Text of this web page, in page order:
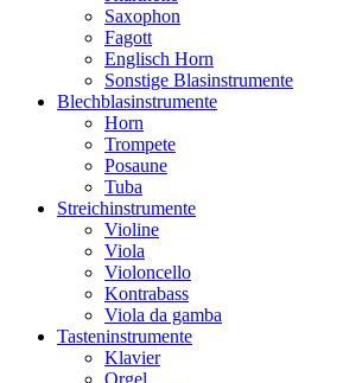
Saxophon
Fagott
Englisch Horn
Sonstige Blasinstrumente
Blechblasinstrumente
Horn
Trompete
Posaune
Tuba
Streichinstrumente
Violine
Viola
Violoncello
Kontrabass
Viola da gamba
Tasteninstrumente
Klavier
Orgel